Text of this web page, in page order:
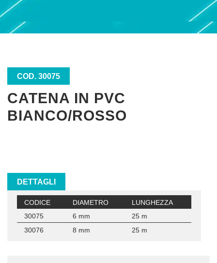
COD. 30075
CATENA IN PVC
BIANCO/ROSSO
DETTAGLI
CODICE DIAMETRO
LUNGHEZZA
30075
6 mm
25 m
30076
8 mm 25 m